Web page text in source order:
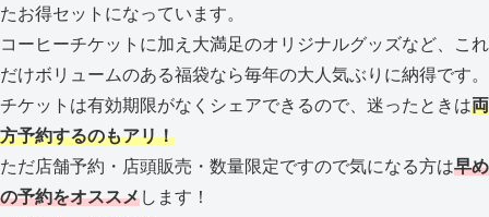
たお得セットになっています。
コーヒーチケットに加え大満足のオリジナルグッズなど、これ
だけボリュームのある福袋なら毎年の大人気ぶりに納得です。
チケットは有効期限がなくシェアできるので、迷ったときは両
方予約するのもアリ！
ただ店舗予約・店頭販売・数量限定ですので気になる方は早め
の予約をオススメします！